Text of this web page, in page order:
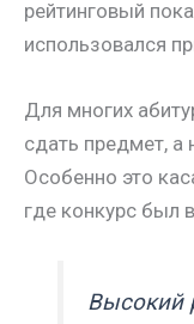
рейтинговый
использовался
Для многих
сдать предмет, а
Особенно это
где конкурс был
Высокий